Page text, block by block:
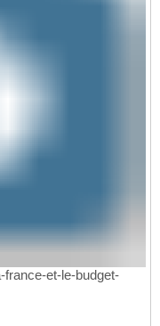
france-et-le-budget-